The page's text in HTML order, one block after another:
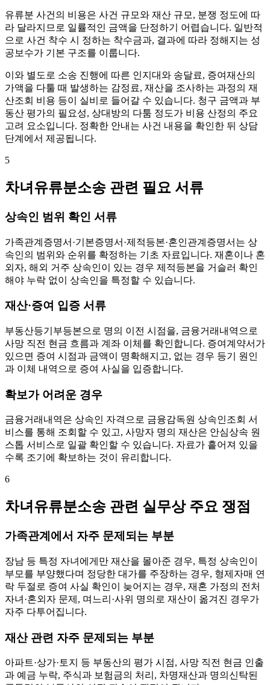
유류분 사건의 비용은 사건 규모와 재산 규모, 분쟁 정도에 따
라 달라지므로 일률적인 금액을 단정하기 어렵습니다. 일반적
으로 사건 착수 시 정하는 착수금과, 결과에 따라 정해지는 성
공보수가 기본 구조를 이룹니다.
이와 별도로 소송 진행에 따른 인지대와 송달료, 증여재산의
가액을 다툴 때 발생하는 감정료, 재산을 조사하는 과정의 재
산조회 비용 등이 실비로 들어갈 수 있습니다. 청구 금액과 부
동산 평가의 필요성, 상대방의 다툼 정도가 비용 산정의 주요
고려 요소입니다. 정확한 안내는 사건 내용을 확인한 뒤 상담
단계에서 제공됩니다.
5
차녀유류분소송 관련 필요 서류
상속인 범위 확인 서류
가족관계증명서·기본증명서·제적등본·혼인관계증명서는 상
속인의 범위와 순위를 확정하는 기초 자료입니다. 재혼이나 혼
외자, 해외 거주 상속인이 있는 경우 제적등본을 거슬러 확인
해야 누락 없이 상속인을 특정할 수 있습니다.
재산·증여 입증 서류
부동산등기부등본으로 명의 이전 시점을, 금융거래내역으로
사망 직전 현금 흐름과 계좌 이체를 확인합니다. 증여계약서가
있으면 증여 시점과 금액이 명확해지고, 없는 경우 등기 원인
과 이체 내역으로 증여 사실을 입증합니다.
확보가 어려운 경우
금융거래내역은 상속인 자격으로 금융감독원 상속인조회 서
비스를 통해 조회할 수 있고, 사망자 명의 재산은 안심상속 원
스톱 서비스로 일괄 확인할 수 있습니다. 자료가 흩어져 있을
수록 조기에 확보하는 것이 유리합니다.
6
차녀유류분소송 관련 실무상 주요 쟁점
가족관계에서 자주 문제되는 부분
장남 등 특정 자녀에게만 재산을 몰아준 경우, 특정 상속인이
부모를 부양했다며 정당한 대가를 주장하는 경우, 형제자매 연
락 두절로 증여 사실 확인이 늦어지는 경우, 재혼 가정의 전처
자녀·혼외자 문제, 며느리·사위 명의로 재산이 옮겨진 경우가
자주 다투어집니다.
재산 관련 자주 문제되는 부분
아파트·상가·토지 등 부동산의 평가 시점, 사망 직전 현금 인출
과 예금 누락, 주식과 보험금의 처리, 차명재산과 명의신탁된